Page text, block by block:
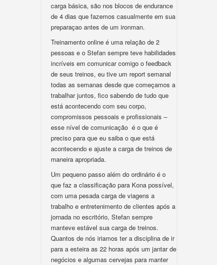
carga básica, são nos blocos de endurance
de 4 dias que fazemos casualmente em sua
preparaçao antes de um ironman.
Treinamento online é uma relação de 2
pessoas e o Stefan sempre teve habilidades
incríveis em comunicar comigo o feedback
de seus treinos, eu tive um report semanal
todas as semanas desde que começamos a
trabalhar juntos, fico sabendo de tudo que
está acontecendo com seu corpo,
compromissos pessoais e profissionais –
esse nível de comunicação é o que é
preciso para que eu saiba o que está
acontecendo e ajuste a carga de treinos de
maneira apropriada.
Um pequeno passo além do ordinário é o
que faz a classificação para Kona possível,
com uma pesada carga de viagens a
trabalho e entretenimento de clientes após a
jornada no escritório, Stefan sempre
manteve estável sua carga de treinos.
Quantos de nós iriamos ter a disciplina de ir
para a esteira as 22 horas após um jantar de
negócios e algumas cervejas para manter